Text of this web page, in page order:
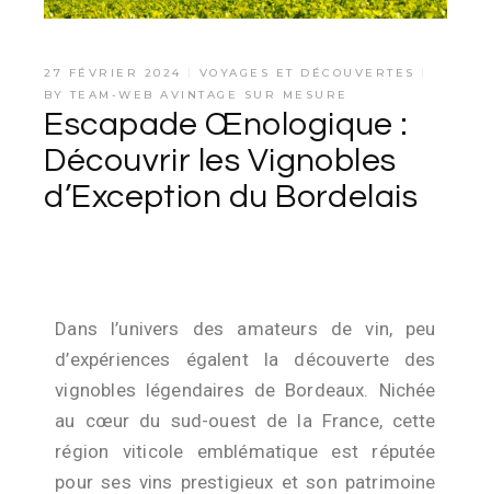
27 FÉVRIER 2024
VOYAGES ET DÉCOUVERTES
BYTEAM-WEB AVINTAGE SUR MESURE
Escapade Œnologique :
Découvrir les Vignobles
d’Exception du Bordelais
Dans l’univers des amateurs de vin, peu
d’expériences égalent la découverte des
vignobles légendaires de Bordeaux. Nichée
au cœur du sud-ouest de la France, cette
région viticole emblématique est réputée
pour ses vins prestigieux et son patrimoine